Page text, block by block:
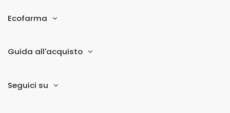
Ecofarma
Guida all'acquisto
Seguici su